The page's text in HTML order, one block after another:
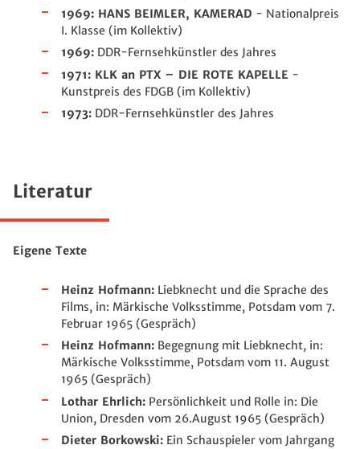
1969: HANS BEIMLER, KAMERAD - Nationalpreis
I. Klasse (im Kollektiv)
1969: DDR-Fernsehkünstler des Jahres
1971: KLK an PTX – DIE ROTE KAPELLE -
Kunstpreis des FDGB (im Kollektiv)
1973: DDR-Fernsehkünstler des Jahres
Literatur
Eigene Texte
Heinz Hofmann: Liebknecht und die Sprache des
Films, in: Märkische Volksstimme, Potsdam vom 7.
Februar 1965 (Gespräch)
Heinz Hofmann: Begegnung mit Liebknecht, in:
Märkische Volksstimme, Potsdam vom 11. August
1965 (Gespräch)
Lothar Ehrlich: Persönlichkeit und Rolle in: Die
Union, Dresden vom 26.August 1965 (Gespräch)
Dieter Borkowski: Ein Schauspieler vom Jahrgang